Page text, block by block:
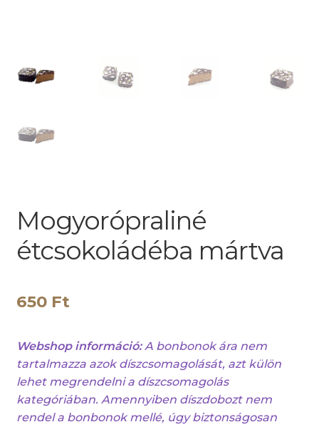
Mogyorópraliné
étcsokoládéba mártva
650 Ft
Webshop információ: A bonbonok ára nem
tartalmazza azok díszcsomagolását, azt külön
lehet megrendelni a díszcsomagolás
kategóriában. Amennyiben díszdobozt nem
rendel a bonbonok mellé, úgy biztonságosan